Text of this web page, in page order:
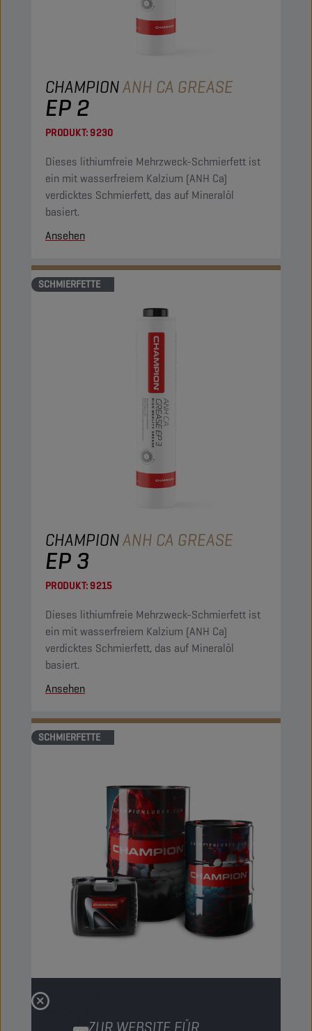
ZUR WEBSITE FÜR
CHAMPIONANH CA GREASE
EP 2
PRODUKT:9230
Dieses lithiumfreie Mehrzweck-Schmierfett ist
ein mit wasserfreiem Kalzium (ANH Ca)
verdicktes Schmierfett, das auf Mineralöl
basiert.
Ansehen
SCHMIERFETTE
CHAMPIONANH CA GREASE
EP 3
PRODUKT:9215
Dieses lithiumfreie Mehrzweck-Schmierfett ist
ein mit wasserfreiem Kalzium (ANH Ca)
verdicktes Schmierfett, das auf Mineralöl
basiert.
Ansehen
SCHMIERFETTE
CHAMPION
EP 0